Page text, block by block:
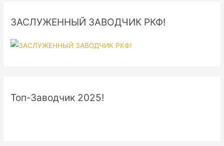
ЗАСЛУЖЕННЫЙ ЗАВОДЧИК РКФ!
Топ-Заводчик 2025!